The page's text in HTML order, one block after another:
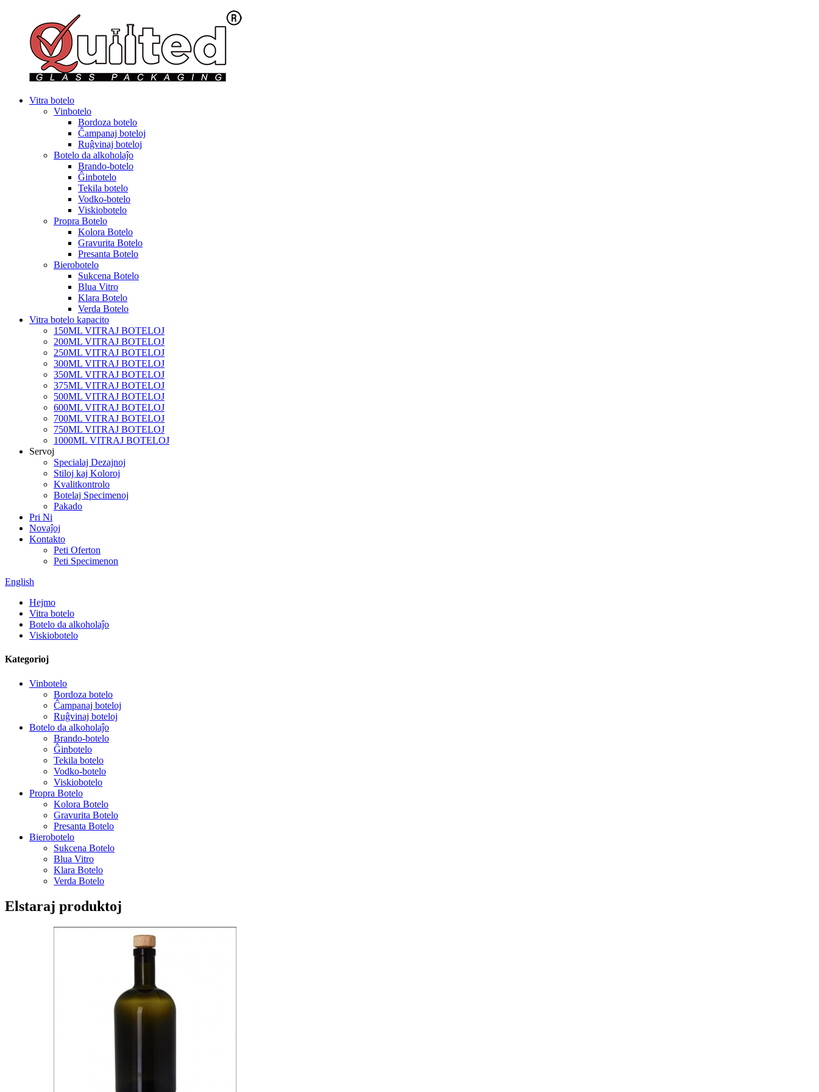
Vitra botelo
Vinbotelo
Bordoza botelo
Ĉampanaj boteloj
Ruĝvinaj boteloj
Botelo da alkoholaĵo
Brando-botelo
Ĝinbotelo
Tekila botelo
Vodko-botelo
Viskiobotelo
Propra Botelo
Kolora Botelo
Gravurita Botelo
Presanta Botelo
Bierobotelo
Sukcena Botelo
Blua Vitro
Klara Botelo
Verda Botelo
Vitra botelo kapacito
150ML VITRAJ BOTELOJ
200ML VITRAJ BOTELOJ
250ML VITRAJ BOTELOJ
300ML VITRAJ BOTELOJ
350ML VITRAJ BOTELOJ
375ML VITRAJ BOTELOJ
500ML VITRAJ BOTELOJ
600ML VITRAJ BOTELOJ
700ML VITRAJ BOTELOJ
750ML VITRAJ BOTELOJ
1000ML VITRAJ BOTELOJ
Servoj
Specialaj Dezajnoj
Stiloj kaj Koloroj
Kvalitkontrolo
Botelaj Specimenoj
Pakado
Pri Ni
Novaĵoj
Kontakto
Peti Oferton
Peti Specimenon
English
Hejmo
Vitra botelo
Botelo da alkoholaĵo
Viskiobotelo
Kategorioj
Vinbotelo
Bordoza botelo
Ĉampanaj boteloj
Ruĝvinaj boteloj
Botelo da alkoholaĵo
Brando-botelo
Ĝinbotelo
Tekila botelo
Vodko-botelo
Viskiobotelo
Propra Botelo
Kolora Botelo
Gravurita Botelo
Presanta Botelo
Bierobotelo
Sukcena Botelo
Blua Vitro
Klara Botelo
Verda Botelo
Elstaraj produktoj